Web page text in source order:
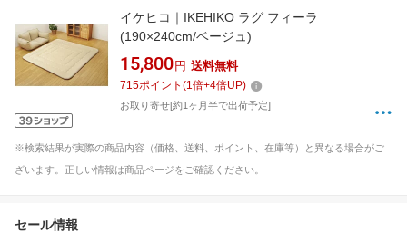
イケヒコ｜IKEHIKO ラグ フィーラ
(190×240cm/ベージュ)
15,800 円 送料無料
715ポイント (1倍+4倍UP)
お取り寄せ[約1ヶ月半で出荷予定]
※検索結果が実際の商品内容（価格、送料、ポイント、在庫等）と異なる場合がご
ざいます。正しい情報は商品ページをご確認ください。
セール情報